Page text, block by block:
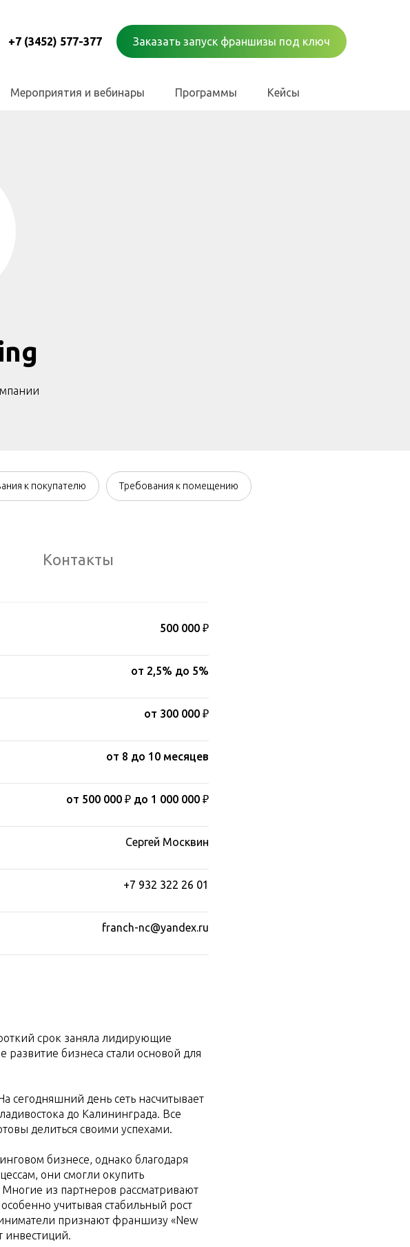
+7 (3452) 577-377 Заказать запуск франшизы под ключ
Мероприятия и вебинары Программы Кейсы
к покупателю Требования к помещению
Контакты
500 000 ₽
от 2,5% до 5%
от 300 000 ₽
от 8 до 10 месяцев
от 500 000 ₽ до 1 000 000 ₽
Сергей Москвин
+7 932 322 26 01
franch-nc@yandex.ru
срок заняла лидирующие
бизнеса стали основой для
день сеть насчитывает
до Калининграда. Все
делиться своими успехами.
бизнесе, однако благодаря
они смогли окупить
из партнеров рассматривают
учитывая стабильный рост
признают франшизу «New
инвестиций.